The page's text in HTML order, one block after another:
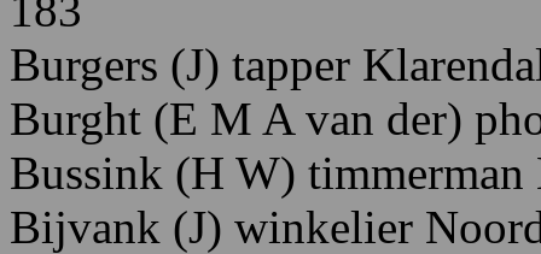
Burgers (J) tapper K
Burght (E M A van der)
Bussink (H W) timmerman
Bijvank (J) winkelier N